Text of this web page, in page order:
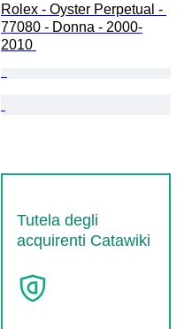
Rolex - Oyster Perpetual -
77080 - Donna - 2000-
2010
Tutela degli
acquirenti Catawiki